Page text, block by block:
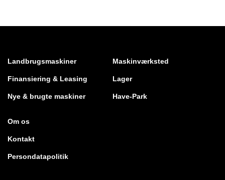
Landbrugsmaskiner
Finansiering & Leasing
Nye & brugte maskiner
Maskinværksted
Lager
Have-Park
Om os
Kontakt
Persondatapolitik